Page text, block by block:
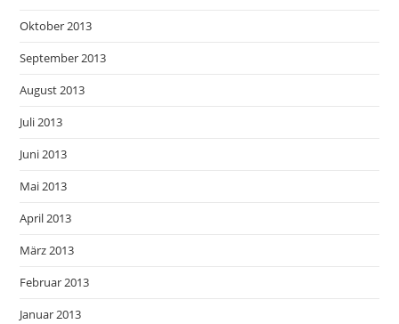
Oktober 2013
September 2013
August 2013
Juli 2013
Juni 2013
Mai 2013
April 2013
März 2013
Februar 2013
Januar 2013